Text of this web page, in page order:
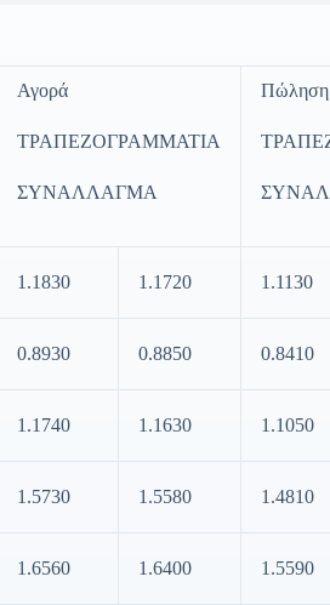
Αγορά
ΤΡΑΠΕΖΟΓΡΑΜΜΑΤΙΑ
ΣΥΝΑΛΛΑΓΜΑ
Πώληση
1.1830 1.1720 1.1130
0.8930 0.8850 0.8410
1.1740 1.1630 1.1050
1.5730 1.5580 1.4810
1.6560 1.6400 1.5590